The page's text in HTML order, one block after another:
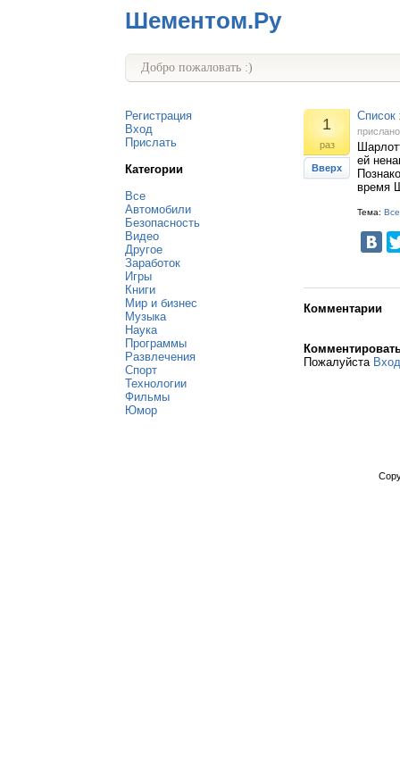
Шементом.Ру
Добро пожаловать :)
Регистрация
Вход
Прислать
Категории
Все
Автомобили
Безопасность
Видео
Другое
Заработок
Игры
Книги
Мир и бизнес
Музыка
Наука
Программы
Развлечения
Спорт
Технологии
Фильмы
Юмор
1
раз
Вверх
Список
ей
время
Тема: Все
Комментарии
Пожалуйста Вход